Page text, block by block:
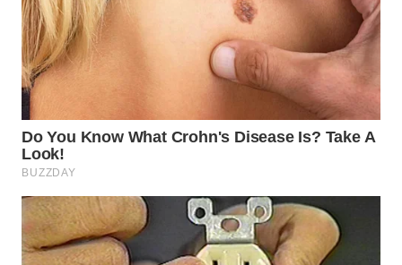
SEMARANG
WN
SOLO
WN
BOROBUDUR
MADURA
WN